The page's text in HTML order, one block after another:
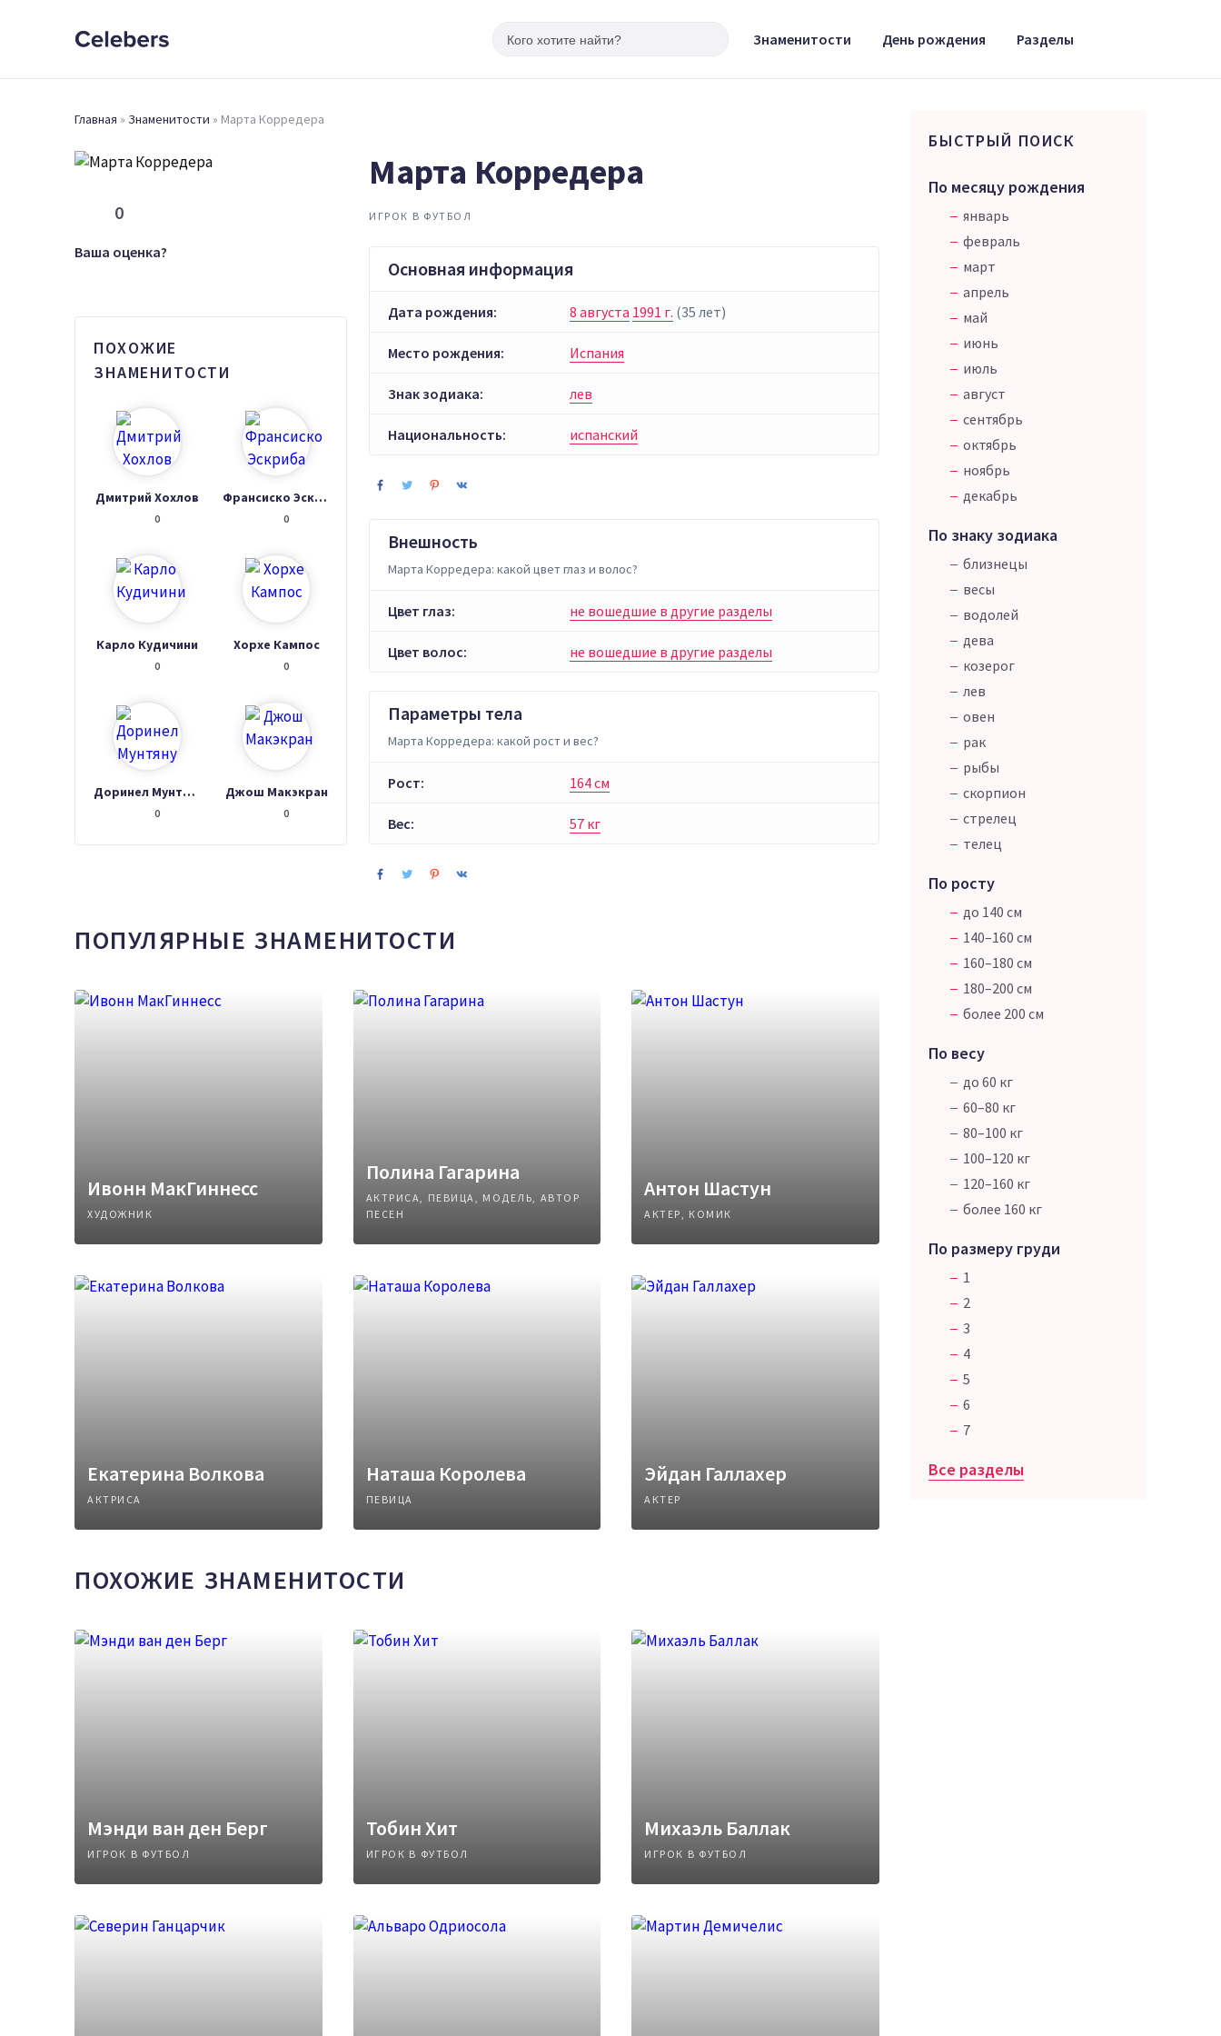
Знаменитости День рождения Разделы
Главная » Знаменитости » Марта Корредера
0
Ваша оценка?
ПОХОЖИЕ
ЗНАМЕНИТОСТИ
Дмитрий Хохлов
0
Франсиско Эскриба
0
Карло Кудичини
0
Хорхе Кампос
0
Доринел Мунтяну
0
Джош Макэкран
0
Марта Корредера
ИГРОК В ФУТБОЛ
Основная информация
Дата рождения: 8 августа 1991 г. (35 лет)
Место рождения: Испания
Знак зодиака: лев
Национальность: испанский
Внешность
Марта Корредера: какой цвет глаз и волос?
Цвет глаз: не вошедшие в другие разделы
Цвет волос: не вошедшие в другие разделы
Параметры тела
Марта Корредера: какой рост и вес?
Рост: 164 см
Вес: 57 кг
ПОПУЛЯРНЫЕ ЗНАМЕНИТОСТИ
Ивонн МакГиннесс
ХУДОЖНИК
Полина Гагарина
АКТРИСА, ПЕВИЦА, МОДЕЛЬ, АВТОР
ПЕСЕН
Антон Шастун
АКТЕР, КОМИК
Екатерина Волкова
АКТРИСА
Наташа Королева
ПЕВИЦА
Эйдан Галлахер
АКТЕР
ПОХОЖИЕ ЗНАМЕНИТОСТИ
Мэнди ван ден Берг
ИГРОК В ФУТБОЛ
Тобин Хит
ИГРОК В ФУТБОЛ
Михаэль Баллак
ИГРОК В ФУТБОЛ
БЫСТРЫЙ ПОИСК
По месяцу рождения
январь
февраль
март
апрель
май
июнь
июль
август
сентябрь
октябрь
ноябрь
декабрь
По знаку зодиака
близнецы
весы
водолей
дева
козерог
лев
овен
рак
рыбы
скорпион
стрелец
телец
По росту
до 140 см
140–160 см
160–180 см
180–200 см
более 200 см
По весу
до 60 кг
60–80 кг
80–100 кг
100–120 кг
120–160 кг
более 160 кг
По размеру груди
1
2
3
4
5
6
7
Все разделы